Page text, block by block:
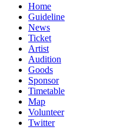
Home
Guideline
News
Ticket
Artist
Audition
Goods
Sponsor
Timetable
Map
Volunteer
Twitter